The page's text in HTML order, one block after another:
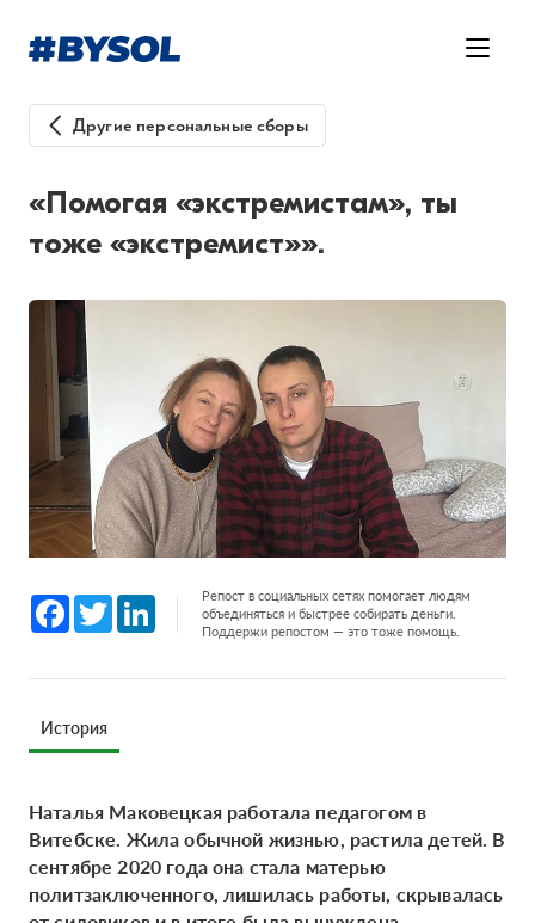
Другие персональные сборы
«Помогая «экстремистам», ты
тоже «экстремист»».
Facebook
Twitter LinkedInРепост в социальных сетях помогает людям
объединяться и быстрее собирать деньги.
Поддержи репостом — это тоже помощь.
История
Наталья Маковецкая работала педагогом в
Витебске. Жила обычной жизнью, растила детей. В
сентябре 2020 года она стала матерью
политзаключенного, лишилась работы, скрывалась